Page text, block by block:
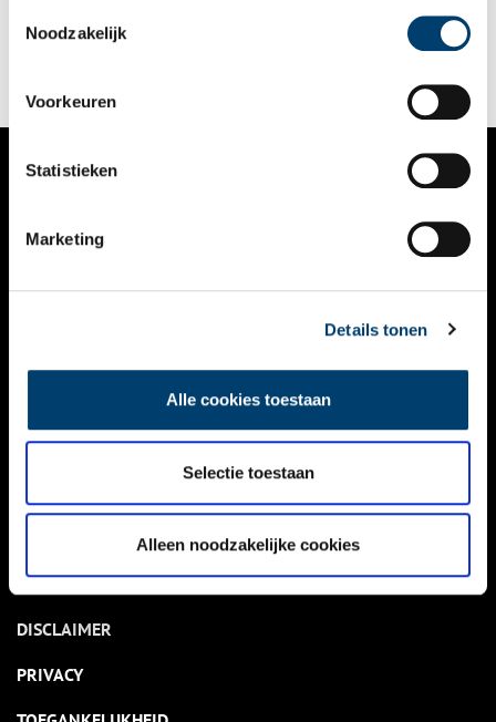
Noodzakelijk
Voorkeuren
Statistieken
Marketing
Details tonen
Alle cookies toestaan
Selectie toestaan
Alleen noodzakelijke cookies
NIEUWS
KALENDER
ACTIVITEITEN
NIEUWSBRIEF
DISCLAIMER
PRIVACY